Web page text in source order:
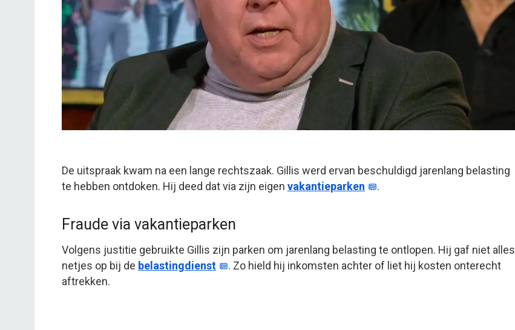
De uitspraak kwam na een lange rechtszaak. Gillis werd ervan beschuldigd jarenlang belasting
te hebben ontdoken. Hij deed dat via zijn eigen vakantieparken .
Fraude via vakantieparken
Volgens justitie gebruikte Gillis zijn parken om jarenlang belasting te ontlopen. Hij gaf niet alles
netjes op bij de belastingdienst
. Zo hield hij inkomsten achter of liet hij kosten onterecht
aftrekken.